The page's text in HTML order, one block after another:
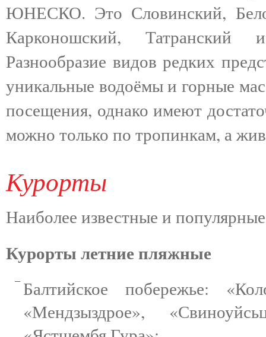
ЮНЕСКО. Это Словинский,
Карконошский,
Разнообразие видов редких
уникальные водоёмы и горные
посещения, однако имеют
можно только по тропинкам, а
Курорты
Наиболее известные и
Курорты летние пляжные
Балтийское побережье:
«Мендзыздрое»,